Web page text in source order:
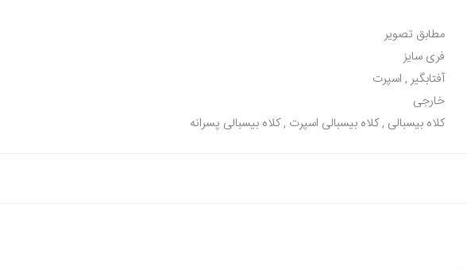
مطابق تصویر
فری سایز
آفتابگیر , اسپرت
خارجی
کلاه بیسبالی , کلاه بیسبالی اسپرت , کلاه بیسبالی پسرانه